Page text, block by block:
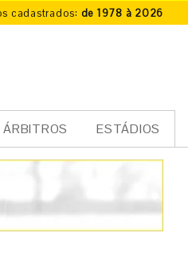
cadastrados: de 1978 à 2026
ÁRBITROS ESTÁDIOS